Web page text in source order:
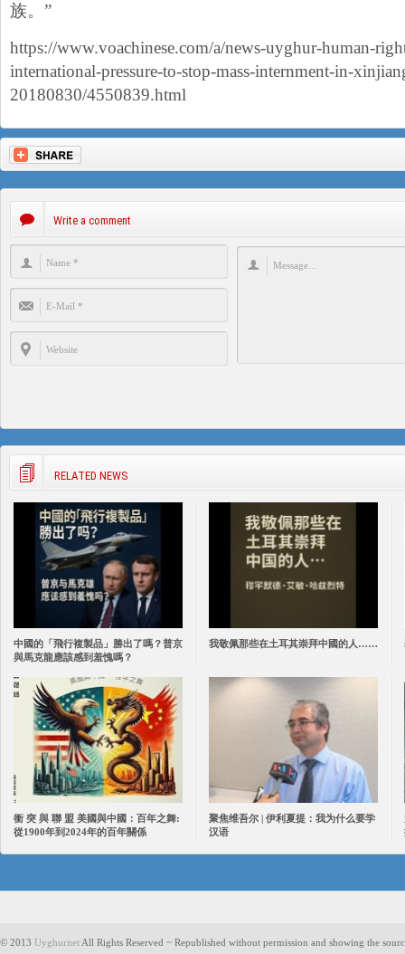
族。”
https://www.voachinese.com/a/news-uyghur-human-
international-pressure-to-stop-mass-internment-in-
20180830/4550839.html
Write a comment
RELATED NEWS
中國的「飛行複製品」勝出了嗎？普京
與馬克龍應該感到羞愧嗎？
我敬佩那些在土耳其崇拜中國的人……
衝 突 與 聯 盟 美國與中國：百年之舞:
從1900年到2024年的百年關係
聚焦维吾尔 | 伊利夏提：我为什么要学
汉语
© 2013 Uyghurnet All Rights Reserved ~ Republished without permission and showing the